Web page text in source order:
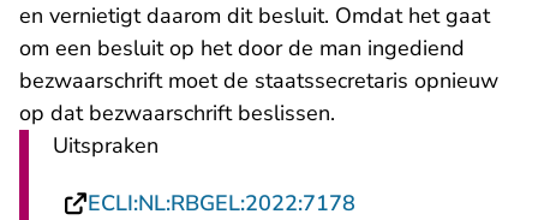
en vernietigt daarom dit besluit. Omdat het gaat
om een besluit op het door de man ingediend
bezwaarschrift moet de staatssecretaris opnieuw
op dat bezwaarschrift beslissen.
Uitspraken
ECLI:NL:RBGEL:2022:7178